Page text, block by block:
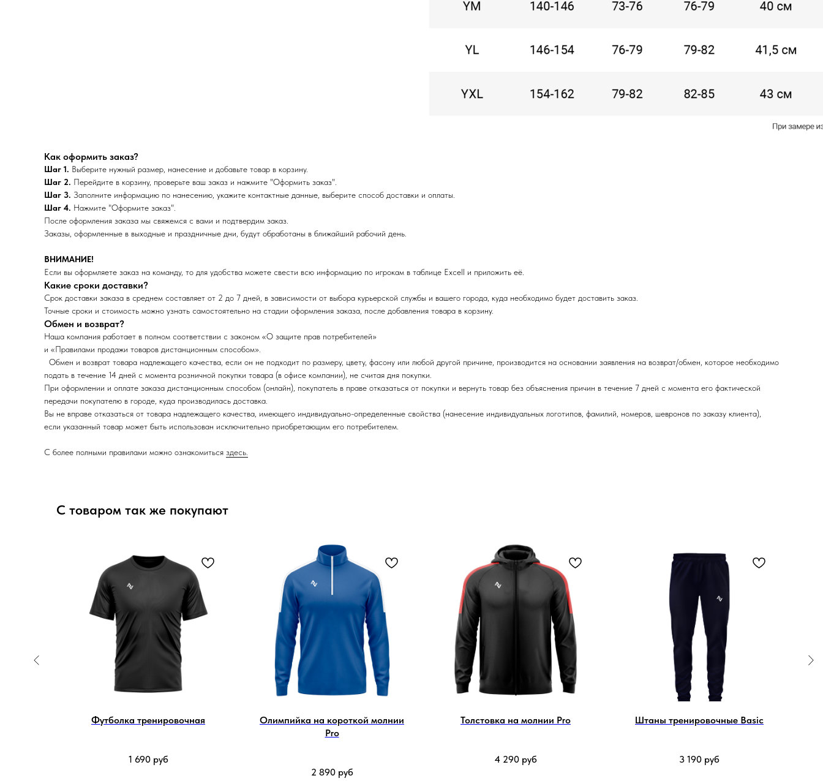
Как оформить заказ?
Шаг 1. Выберите нужный размер, нанесение и добавьте товар в корзину.
Шаг 2. Перейдите в корзину, проверьте ваш заказ и нажмите "Оформить заказ".
Шаг 3. Заполните информацию по нанесению, укажите контактные данные, выберите способ доставки и оплаты.
Шаг 4. Нажмите "Оформите заказ".
После оформления заказа мы свяжемся с вами и подтвердим заказ.
Заказы, оформленные в выходные и праздничные дни, будут обработаны в ближайший рабочий день.
ВНИМАНИЕ!
Если вы оформляете заказ на команду, то для удобства можете свести всю информацию по игрокам в таблице Excell и приложить её.
Какие сроки доставки?
Срок доставки заказа в среднем составляет от 2 до 7 дней, в зависимости от выбора курьерской службы и вашего города, куда необходимо будет доставить заказ.
Точные сроки и стоимость можно узнать самостоятельно на стадии оформления заказа, после добавления товара в корзину.
Обмен и возврат?
Наша компания работает в полном соответствии с законом «О защите прав потребителей»
и «Правилами продажи товаров дистанционным способом».
Обмен и возврат товара надлежащего качества, если он не подходит по размеру, цвету, фасону или любой другой причине, производится на основании заявления на возврат/обмен, которое необходимо
подать в течение 14 дней с момента розничной покупки товара (в офисе компании), не считая дня покупки.
При оформлении и оплате заказа дистанционным способом (онлайн), покупатель в праве отказаться от покупки и вернуть товар без объяснения причин в течение 7 дней с момента его фактической
передачи покупателю в городе, куда производилась доставка.
Вы не вправе отказаться от товара надлежащего качества, имеющего индивидуально-определенные свойства (нанесение индивидуальных логотипов, фамилий, номеров, шевронов по заказу клиента),
если указанный товар может быть использован исключительно приобретающим его потребителем.
С более полными правилами можно ознакомиться здесь.
С товаром так же покупают
Футболка тренировочная
1 690 руб
Олимпийка на короткой молнии
Pro
2 890 руб
Толстовка на молнии Pro
4 290 руб
Штаны тренировочные Basic
3 190 руб